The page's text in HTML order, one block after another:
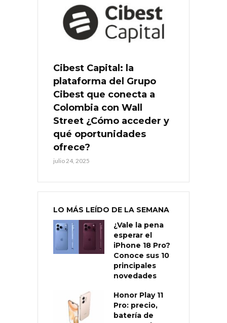
Cibest Capital: la
plataforma del Grupo
Cibest que conecta a
Colombia con Wall
Street ¿Cómo acceder y
qué oportunidades
ofrece?
julio 24, 2025
LO MÁS LEÍDO DE LA SEMANA
¿Vale la pena
esperar el
iPhone 18 Pro?
Conoce sus 10
principales
novedades
Honor Play 11
Pro: precio,
batería de